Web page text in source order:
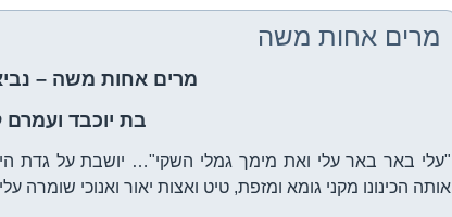
מרים אחות משה
מרים אחות משה –
בת יוכבד ועמרם
"עלי באר באר עלי ואת מימך גמלי השקי"… יושבת על גדת
אותה הכינונו מקני גומא ומזפת, טיט ואצות יאור ואנוכי שומרה